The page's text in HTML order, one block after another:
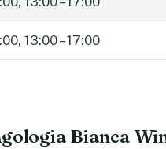
13:00 – 17:00
Bianca